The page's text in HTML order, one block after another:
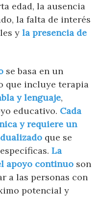
edad, la ausencia
la falta de interés
y la presencia de
se basa en un
que incluye terapia
y lenguaje,
educativo. Cada
y requiere un
que se
La
apoyo continuo son
a las personas con
potencial y